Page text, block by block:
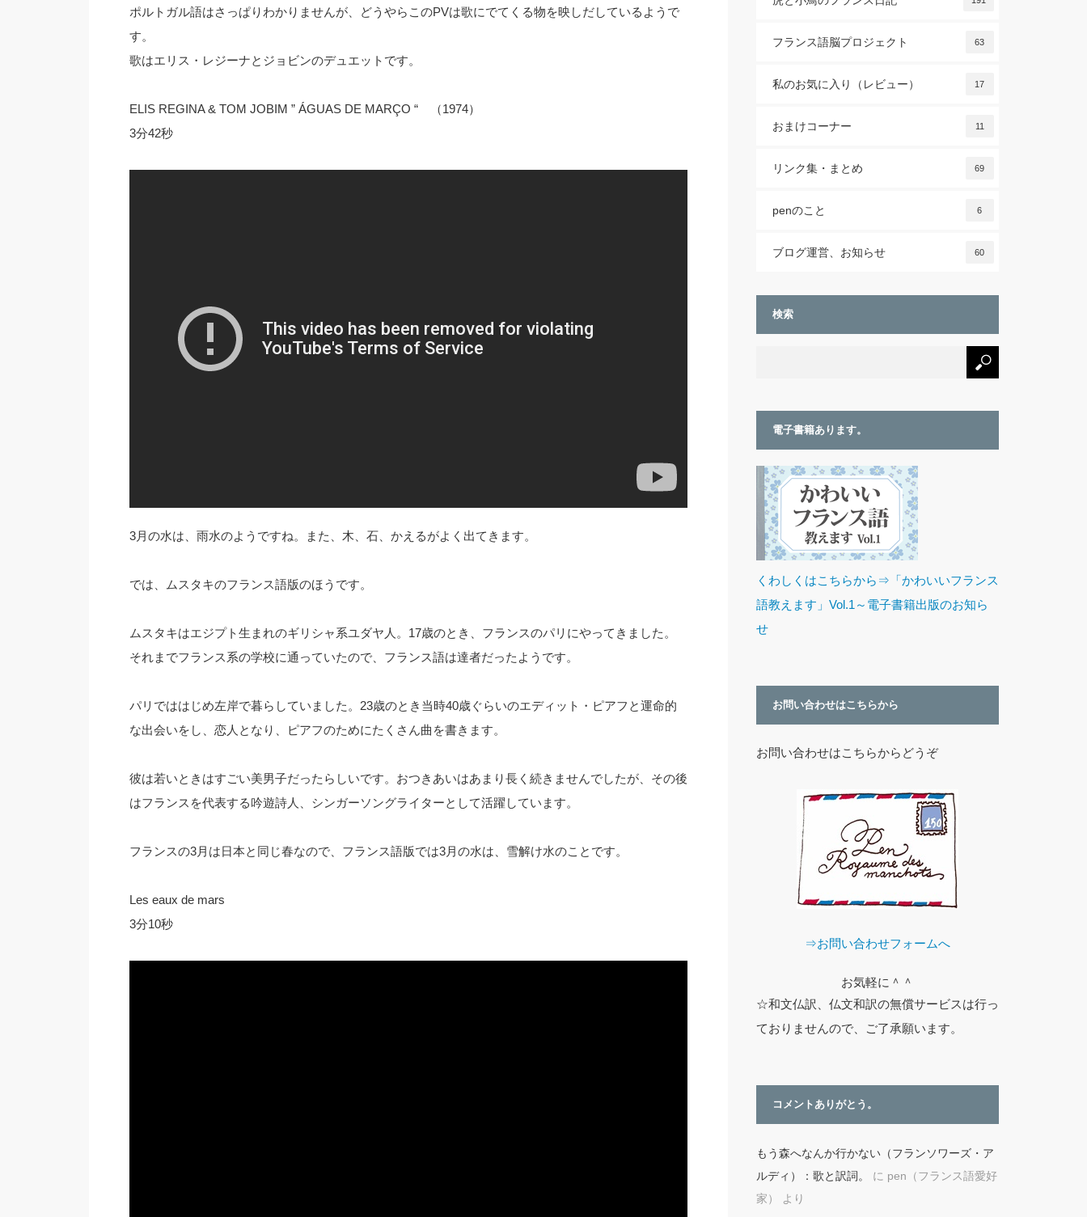
ポルトガル語はさっぱりわかりませんが、どうやらこのPVは歌にでてくる物を映しだしているようで
す。
歌はエリス・レジーナとジョビンのデュエットです。
ELIS REGINA & TOM JOBIM ” ÁGUAS DE MARÇO “ （1974）
3分42秒
3月の水は、雨水のようですね。また、木、石、かえるがよく出てきます。
では、ムスタキのフランス語版のほうです。
ムスタキはエジプト生まれのギリシャ系ユダヤ人。17歳のとき、フランスのパリにやってきました。
それまでフランス系の学校に通っていたので、フランス語は達者だったようです。
パリでははじめ左岸で暮らしていました。23歳のとき当時40歳ぐらいのエディット・ピアフと運命的
な出会いをし、恋人となり、ピアフのためにたくさん曲を書きます。
彼は若いときはすごい美男子だったらしいです。おつきあいはあまり長く続きませんでしたが、その後
はフランスを代表する吟遊詩人、シンガーソングライターとして活躍しています。
フランスの3月は日本と同じ春なので、フランス語版では3月の水は、雪解け水のことです。
Les eaux de mars
3分10秒
フランス語脳プロジェクト 63
私のお気に入り（レビュー） 17
おまけコーナー 11
リンク集・まとめ 69
penのこと 6
ブログ運営、お知らせ 60
検索
電子書籍あります。
くわしくはこちらから⇒「かわいいフランス
語教えます」Vol.1～電子書籍出版のお知ら
せ
お問い合わせはこちらから
お問い合わせはこちらからどうぞ
⇒お問い合わせフォームへ
お気軽に＾＾
☆和文仏訳、仏文和訳の無償サービスは行っ
ておりませんので、ご了承願います。
コメントありがとう。
もう森へなんか行かない（フランソワーズ・ア
ルディ）：歌と訳詞。
に pen（フランス語愛好
家）
より